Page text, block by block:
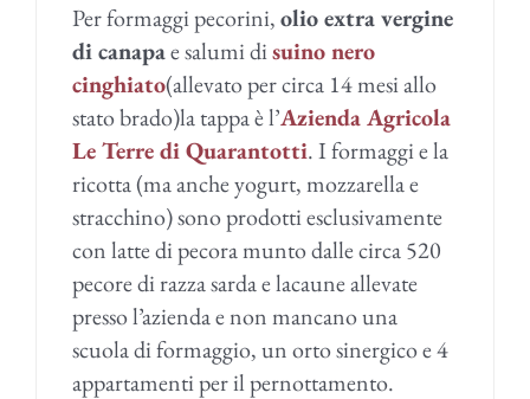
Per formaggi pecorini,olio extra vergine
di canapae salumi disuino nero
cinghiato(allevato per circa 14 mesi allo
stato brado)la tappa è l’Azienda Agricola
Le Terre di Quarantotti. I formaggi e la
ricotta (ma anche yogurt, mozzarella e
stracchino) sono prodotti esclusivamente
con latte di pecora munto dalle circa 520
pecore di razza sarda e lacaune allevate
presso l’azienda e non mancano una
scuola di formaggio, un orto sinergico e 4
appartamenti per il pernottamento.